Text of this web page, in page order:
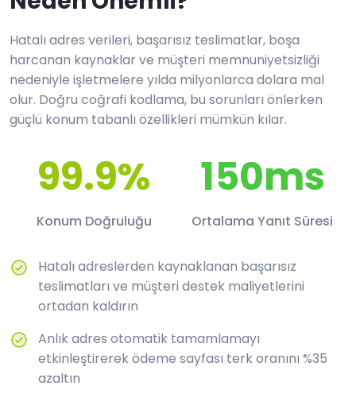
Hatalı adres verileri, başarısız teslimatlar, boşa
harcanan kaynaklar ve müşteri memnuniyetsizliği
nedeniyle işletmelere yılda milyonlarca dolara mal
olur. Doğru coğrafi kodlama, bu sorunları önlerken
güçlü konum tabanlı özellikleri mümkün kılar.
99.9%
Konum Doğruluğu
150ms
Ortalama Yanıt Süresi
Hatalı adreslerden kaynaklanan başarısız
teslimatları ve müşteri destek maliyetlerini
ortadan kaldırın
Anlık adres otomatik tamamlamayı
etkinleştirerek ödeme sayfası terk oranını %35
azaltın